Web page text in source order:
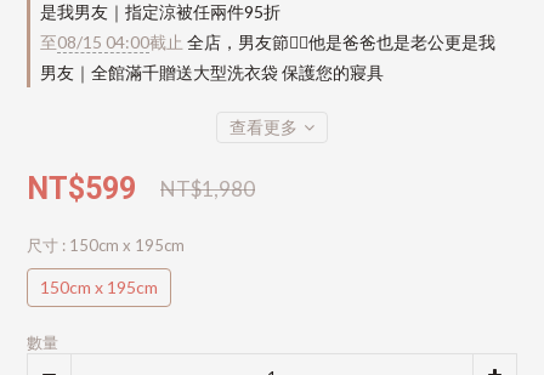
是我男友｜指定涼被任兩件95折
至08/15 04:00截止 全店，男友節👱‍♂️他是爸爸也是老公更是我
男友｜全館滿千贈送大型洗衣袋 保護您的寢具
查看更多
NT$599 NT$1,980
尺寸 : 150cm x 195cm
150cm x 195cm
數量